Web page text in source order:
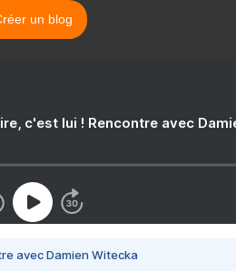
un blog
c'est lui ! Rencontre avec
avec Damien Witecka